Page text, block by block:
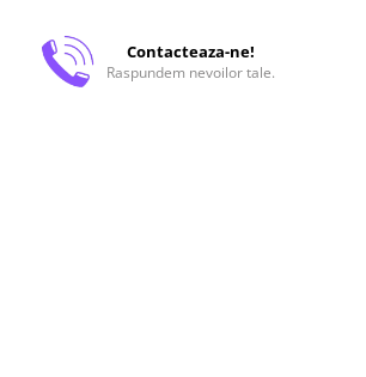
Contacteaza-ne!
Raspundem nevoilor tale.